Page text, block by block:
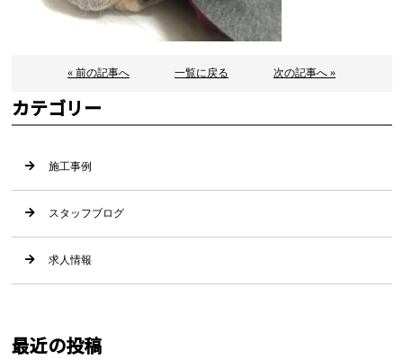
« 前の記事へ 一覧に戻る 次の記事へ »
カテゴリー
施工事例
スタッフブログ
求人情報
最近の投稿